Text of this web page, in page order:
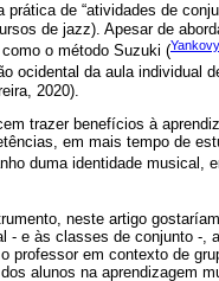
de “atividades de
de jazz). Apesar de
o método Suzuki (
ocidental da aula individual
2020).
trazer benefícios à
em mais tempo de
duma identidade musical,
neste artigo
- e às classes de conjunto -
professor em contexto de
alunos na aprendizagem